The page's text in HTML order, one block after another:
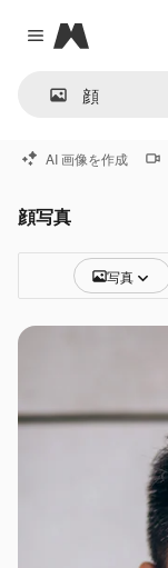
Close menu
Magnific
AI 画像を作成
顔写真
写真